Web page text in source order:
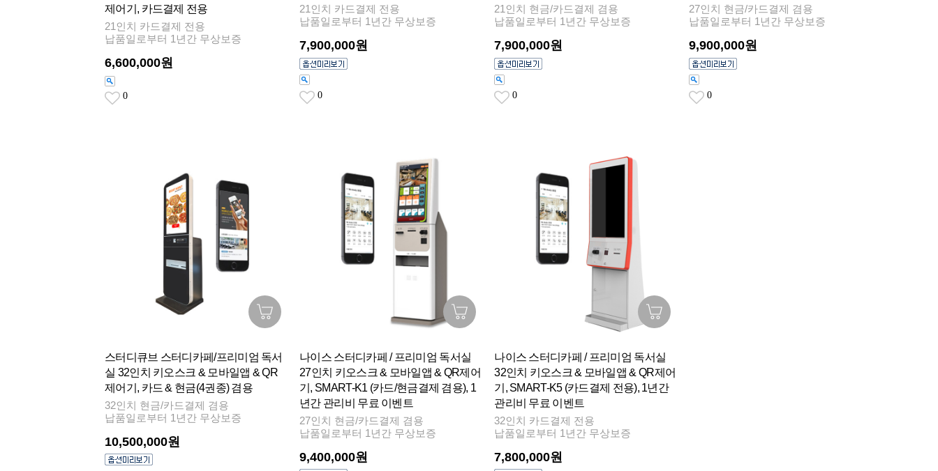
제어기, 카드결제 전용
21인치 카드결제 전용
납품일로부터 1년간 무상보증
6,600,000원
0
21인치 카드결제 전용
납품일로부터 1년간 무상보증
7,900,000원
0
21인치 현금/카드결제 겸용
납품일로부터 1년간 무상보증
7,900,000원
0
27인치 현금/카드결제 겸용
납품일로부터 1년간 무상보증
9,900,000원
0
스터디큐브 스터디카페/프리미엄 독서
실 32인치 키오스크 & 모바일앱 & QR
제어기, 카드 & 현금(4권종) 겸용
32인치 현금/카드결제 겸용
납품일로부터 1년간 무상보증
10,500,000원
나이스 스터디카페 / 프리미엄 독서실
27인치 키오스크 & 모바일앱 & QR제어
기, SMART-K1 (카드/현금결제 겸용), 1
년간 관리비 무료 이벤트
27인치 현금/카드결제 겸용
납품일로부터 1년간 무상보증
9,400,000원
나이스 스터디카페 / 프리미엄 독서실
32인치 키오스크 & 모바일앱 & QR제어
기, SMART-K5 (카드결제 전용), 1년간
관리비 무료 이벤트
32인치 카드결제 전용
납품일로부터 1년간 무상보증
7,800,000원